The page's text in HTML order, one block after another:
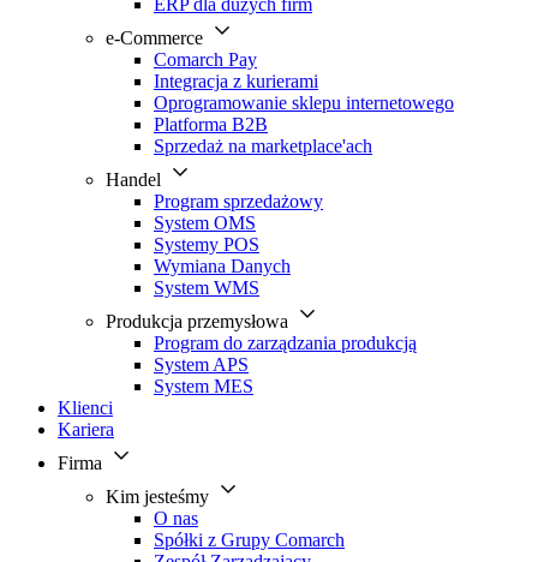
ERP dla dużych firm
e-Commerce
Comarch Pay
Integracja z kurierami
Oprogramowanie sklepu internetowego
Platforma B2B
Sprzedaż na marketplace'ach
Handel
Program sprzedażowy
System OMS
Systemy POS
Wymiana Danych
System WMS
Produkcja przemysłowa
Program do zarządzania produkcją
System APS
System MES
Klienci
Kariera
Firma
Kim jesteśmy
O nas
Spółki z Grupy Comarch